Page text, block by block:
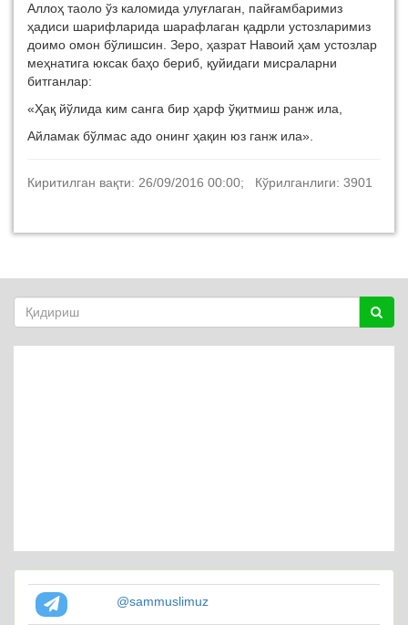
Аллоҳ таоло ўз каломида улуғлаган, пайғамбаримиз
ҳадиси шарифларида шарафлаган қадрли устозларимиз
доимо омон бўлишсин. Зеро, ҳазрат Навоий ҳам устозлар
меҳнатига юксак баҳо бериб, қуйидаги мисраларни
битганлар:
«Ҳақ йўлида ким санга бир ҳарф ўқитмиш ранж ила,
Айламак бўлмас адо онинг ҳақин юз ганж ила».
Киритилган вақти: 26/09/2016 00:00; Кўрилганлиги: 3901
@sammuslimuz